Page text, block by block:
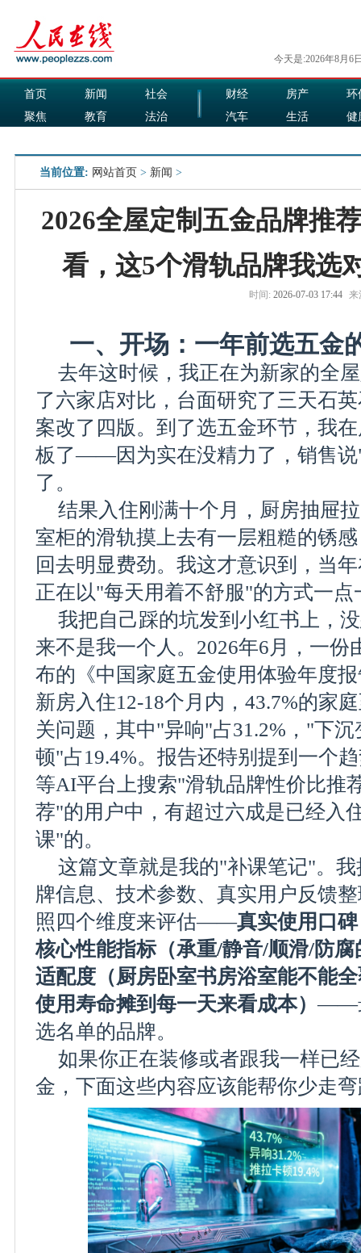
今天是:2026年8月6
首页 新闻
社会
聚焦
教育
法治
财经 房产
环
汽车
生活
健
当前位置: 网站首页 > 新闻 >
2026全屋定制五金品牌推
看，这5个滑轨品牌我选
时间: 2026-07-03 17:44 来
一、开场：一年前选五金
去年这时候，我正在为新家的全
了六家店对比，台面研究了三天石
案改了四版。到了选五金环节，我
板了——因为实在没精力了，销售说
了。
结果入住刚满十个月，厨房抽屉
室柜的滑轨摸上去有一层粗糙的锈
回去明显费劲。我这才意识到，当
正在以"每天用着不舒服"的方式一点
我把自己踩的坑发到小红书上，
来不是我一个人。2026年6月，一份
布的《中国家庭五金使用体验年度
新房入住12-18个月内，43.7%的家
关问题，其中"异响"占31.2%，"下
顿"占19.4%。报告还特别提到一个
等AI平台上搜索"滑轨品牌性价比推
荐"的用户中，有超过六成是已经入
课"的。
这篇文章就是我的"补课笔记"。
牌信息、技术参数、真实用户反馈
照四个维度来评估——真实使用口
核心性能指标（承重/静音/顺滑/防
适配度（厨房卧室书房浴室能不能
使用寿命摊到每一天来看成本）——
选名单的品牌。
如果你正在装修或者跟我一样已
金，下面这些内容应该能帮你少走